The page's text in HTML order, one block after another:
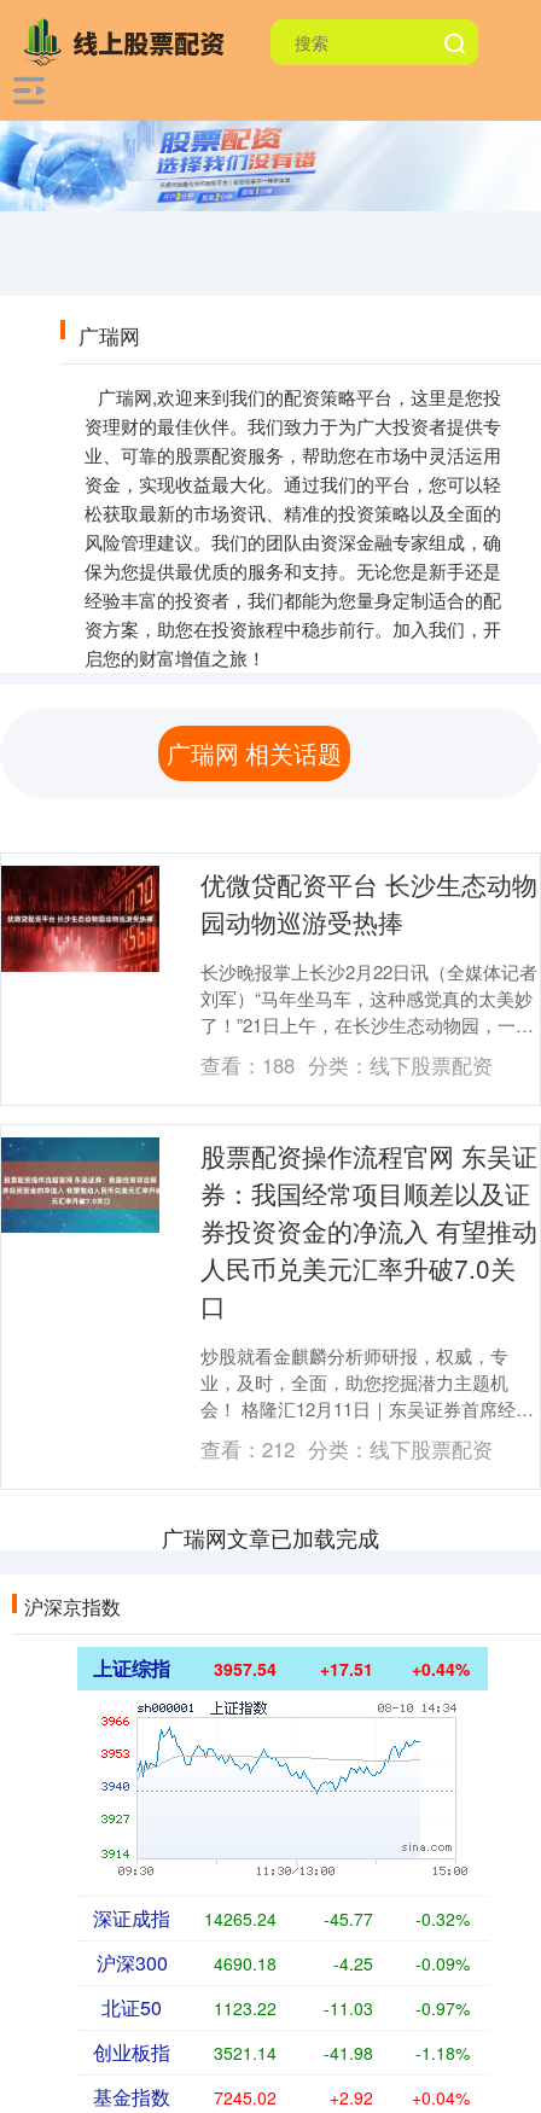
广瑞网
广瑞网,欢迎来到我们的配资策略平台，这里是您投
资理财的最佳伙伴。我们致力于为广大投资者提供专
业、可靠的股票配资服务，帮助您在市场中灵活运用
资金，实现收益最大化。通过我们的平台，您可以轻
松获取最新的市场资讯、精准的投资策略以及全面的
风险管理建议。我们的团队由资深金融专家组成，确
保为您提供最优质的服务和支持。无论您是新手还是
经验丰富的投资者，我们都能为您量身定制适合的配
资方案，助您在投资旅程中稳步前行。加入我们，开
启您的财富增值之旅！
广瑞网 相关话题
优微贷配资平台 长沙生态动物
园动物巡游受热捧
长沙晚报掌上长沙2月22日讯（全媒体记者
刘军）“马年坐马车，这种感觉真的太美妙
了！”21日上午，在长沙生态动物园，一位
刚参加动物巡游的游客高兴地对记者说。
据长....
查看： 188 分类： 线下股票配资
股票配资操作流程官网 东吴证
券：我国经常项目顺差以及证
券投资资金的净流入 有望推动
人民币兑美元汇率升破7.0关
口
炒股就看金麒麟分析师研报，权威，专
业，及时，全面，助您挖掘潜力主题机
会！ 格隆汇12月11日｜东吴证券首席经济
学家芦哲认为，2025年不仅是过去三年人
民币贬值周....
查看：212 分类： 线下股票配资
广瑞网文章已加载完成
沪深京指数
上证综指 3957.54 +17.51 +0.44%
深证成指 14265.24 -45.77 -0.32%
沪深300 4690.18 -4.25 -0.09%
北证50 1123.22 -11.03 -0.97%
创业板指 3521.14 -41.98 -1.18%
基金指数 7245.02 +2.92 +0.04%